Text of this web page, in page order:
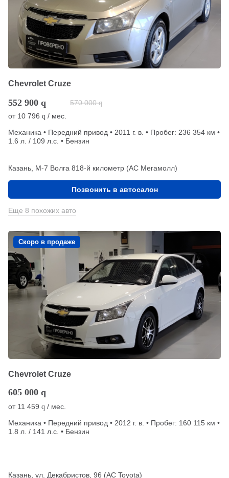
Chevrolet Cruze
552 900 q 570 000 q
от 10 796 q / мес.
Механика • Передний привод • 2011 г. в. • Пробег: 236 354 км •
1.6 л. / 109 л.с. • Бензин
Казань, М-7 Волга 818-й километр (АС Мегамолл)
Позвонить в автосалон
Еще 8 похожих авто
Скоро в продаже
Chevrolet Cruze
605 000 q
от 11 459 q / мес.
Механика • Передний привод • 2012 г. в. • Пробег: 160 115 км •
1.8 л. / 141 л.с. • Бензин
Казань, ул. Декабристов, 96 (АС Toyota)